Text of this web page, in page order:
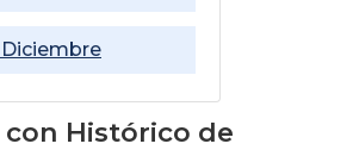
Diciembre
Histórico de